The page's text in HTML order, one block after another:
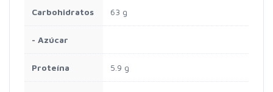
Carbohidratos ‎63 g
- Azúcar
Proteína ‎5.9 g